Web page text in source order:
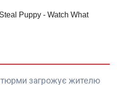
загрожує жителю